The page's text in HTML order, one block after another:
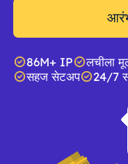
86M+ IP लचीला
सहज सेटअप
24/7